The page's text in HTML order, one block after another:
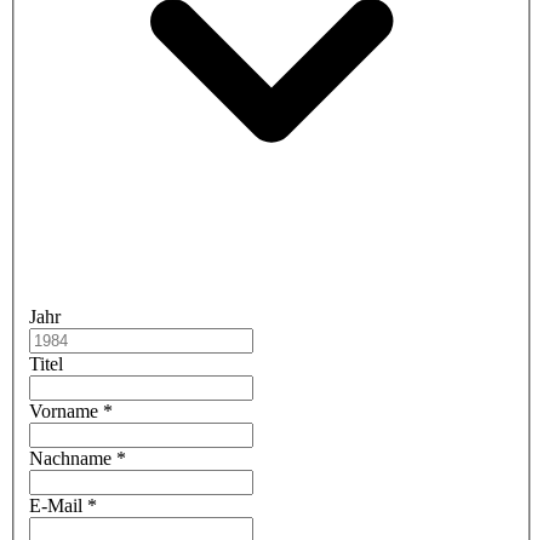
Jahr
Titel
Vorname *
Nachname *
E-Mail *